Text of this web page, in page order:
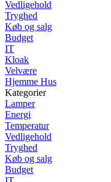
Vedligehold
Tryghed
Køb og salg
Budget
IT
Kloak
Velvære
Hjemme Hus
Kategorier
Lamper
Energi
Temperatur
Vedligehold
Tryghed
Køb og salg
Budget